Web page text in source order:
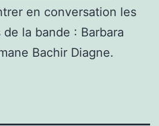
en conversation les
la bande : Barbara
Bachir Diagne.